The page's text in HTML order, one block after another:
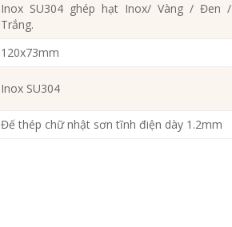
Inox SU304 ghép hạt Inox/ Vàng / Đen /
Trắng.
120x73mm
Inox SU304
Đế thép chữ nhật sơn tĩnh điện dày 1.2mm